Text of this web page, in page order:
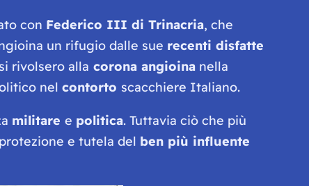
con Federico III di Trinacria, che
un rifugio dalle sue recenti disfatte
rivolsero alla corona angioinanella
nel contorto scacchiere Italiano.
militare e politica. Tuttavia ciò che più
e tutela del ben più influente